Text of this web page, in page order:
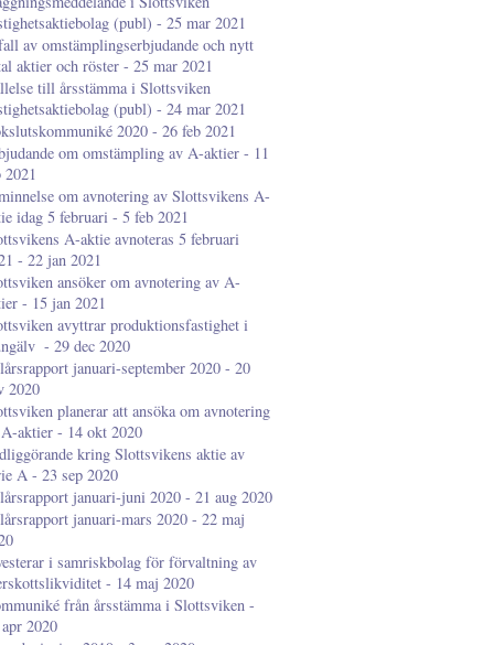
(publ) - 25 mar 2021
av omstämplingserbjudande och nytt
aktier och röster - 25 mar 2021
till årsstämma i Slottsviken
(publ) - 24 mar 2021
2020 - 26 feb 2021
om omstämpling av A-aktier - 11
2021
om avnotering av Slottsvikens A-
idag 5 februari - 5 feb 2021
A-aktie avnoteras 5 februari
- 22 jan 2021
ansöker om avnotering av A-
- 15 jan 2021
avyttrar produktionsfastighet i
- 29 dec 2020
januari-september 2020 - 20
2020
planerar att ansöka om avnotering
aktier - 14 okt 2020
kring Slottsvikens aktie av
A - 23 sep 2020
januari-juni 2020 - 21 aug 2020
januari-mars 2020 - 22 maj
i samriskbolag för förvaltning av
- 14 maj 2020
från årsstämma i Slottsviken -
2020